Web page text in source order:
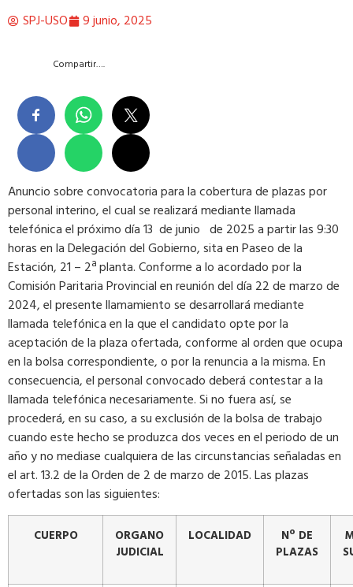
SPJ-USO 9 junio, 2025
Compartir….
Anuncio sobre convocatoria para la cobertura de plazas por
personal interino, el cual se realizará mediante llamada
telefónica el próximo día 13 de junio de 2025 a partir las 9:30
horas en la Delegación del Gobierno, sita en Paseo de la
Estación, 21 – 2ª planta. Conforme a lo acordado por la
Comisión Paritaria Provincial en reunión del día 22 de marzo de
2024, el presente llamamiento se desarrollará mediante
llamada telefónica en la que el candidato opte por la
aceptación de la plaza ofertada, conforme al orden que ocupa
en la bolsa correspondiente, o por la renuncia a la misma. En
consecuencia, el personal convocado deberá contestar a la
llamada telefónica necesariamente. Si no fuera así, se
procederá, en su caso, a su exclusión de la bolsa de trabajo
cuando este hecho se produzca dos veces en el periodo de un
año y no mediase cualquiera de las circunstancias señaladas en
el art. 13.2 de la Orden de 2 de marzo de 2015. Las plazas
ofertadas son las siguientes:
CUERPO
ORGANO
JUDICIAL
LOCALIDAD
Nº DE
PLAZAS